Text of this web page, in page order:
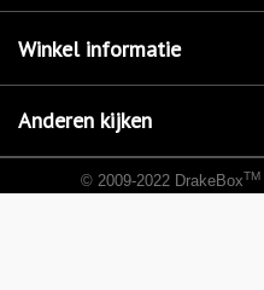
Winkel informatie
Anderen kijken
© 2009-2022 DrakeBoxTM